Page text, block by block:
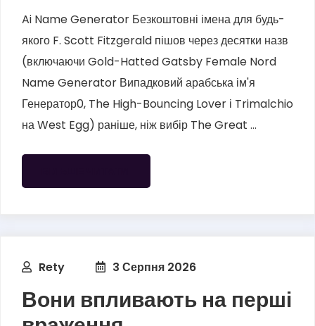
Ai Name Generator Безкоштовні імена для будь-
якого F. Scott Fitzgerald пішов через десятки назв
(включаючи Gold-Hatted Gatsby Female Nord
Name Generator Випадковий арабська ім'я
Генератор0, The High-Bouncing Lover і Trimalchio
на West Egg) раніше, ніж вибір The Great ...
Rety 3 Серпня 2026
Вони впливають на перші